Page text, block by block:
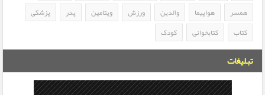
همسر
هواپیما والدین ورزش ویتامین پدر
پزشکی
کتاب
کتابخوانی کودک
تبلیغات